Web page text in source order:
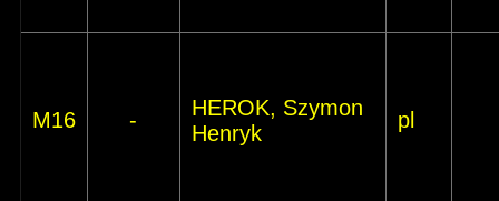
M16 -
HEROK, Szymon
Henryk
pl